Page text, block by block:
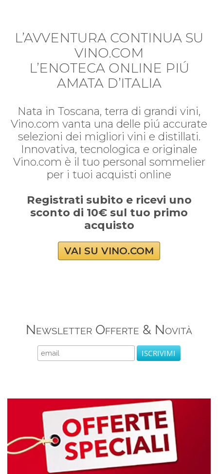
L’AVVENTURA CONTINUA SU
VINO.COM
L’ENOTECA ONLINE PIÚ
AMATA D’ITALIA
Nata in Toscana, terra di grandi vini,
Vino.com vanta una delle piú accurate
selezioni dei migliori vini e distillati.
Innovativa, tecnologica e originale
Vino.com è il tuo personal sommelier
per i tuoi acquisti online
Registrati subito e ricevi uno
sconto di 10€ sul tuo primo
acquisto
VAI SU VINO.COM
Newsletter Offerte & Novità